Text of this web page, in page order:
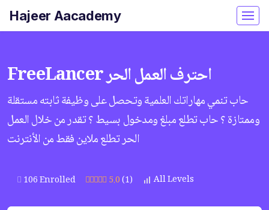
Hajeer Aacademy
FreeLancer احترف العمل الحر
حاب تنمي مهاراتك العلمية وتحصل على وظيفة ثابته مستقلة
وممتازة ؟ حاب تطلع مبلغ ومدخول بسيط ؟ تقدر من خلال العمل
الحر تطلع ملاين فقط من الأنترنت
106 Enrolled 5.0(1) All Levels